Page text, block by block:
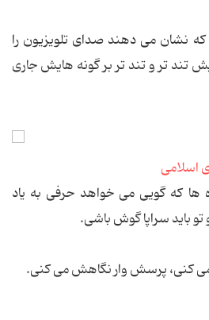
که نشان می دهند صدای تلویزیون را
تند تر و تند تر بر گونه هایش جاری
ها که گویی می خواهد حرفی به یاد
تو باید سراپا گوش باشی.
کنی، پرسش وار نگاهش می کنی.